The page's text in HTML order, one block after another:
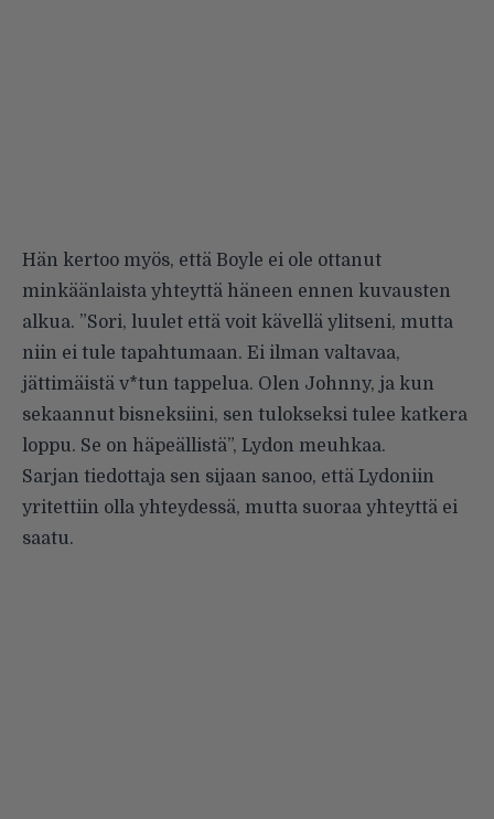
Hän kertoo myös, että Boyle ei ole ottanut
minkäänlaista yhteyttä häneen ennen kuvausten
alkua. ”Sori, luulet että voit kävellä ylitseni, mutta
niin ei tule tapahtumaan. Ei ilman valtavaa,
jättimäistä v*tun tappelua. Olen Johnny, ja kun
sekaannut bisneksiini, sen tulokseksi tulee katkera
loppu. Se on häpeällistä”, Lydon meuhkaa.
Sarjan tiedottaja sen sijaan sanoo, että Lydoniin
yritettiin olla yhteydessä, mutta suoraa yhteyttä ei
saatu.